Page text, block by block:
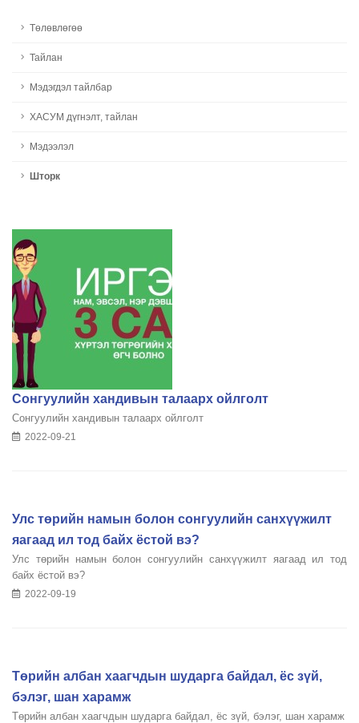
Төлөвлөгөө
Тайлан
Мэдэгдэл тайлбар
ХАСУМ дүгнэлт, тайлан
Мэдээлэл
Шторк
Сонгуулийн хандивын талаарх ойлголт
Сонгуулийн хандивын талаарх ойлголт
2022-09-21
Улс төрийн намын болон сонгуулийн санхүүжилт
яагаад ил тод байх ёстой вэ?
Улс төрийн намын болон сонгуулийн санхүүжилт яагаад ил тод
байх ёстой вэ?
2022-09-19
Төрийн албан хаагчдын шударга байдал, ёс зүй,
бэлэг, шан харамж
Төрийн албан хаагчдын шударга байдал, ёс зүй, бэлэг, шан харамж